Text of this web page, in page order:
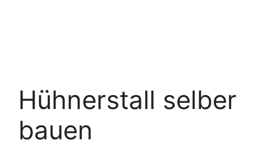
Hühnerstall selber
bauen